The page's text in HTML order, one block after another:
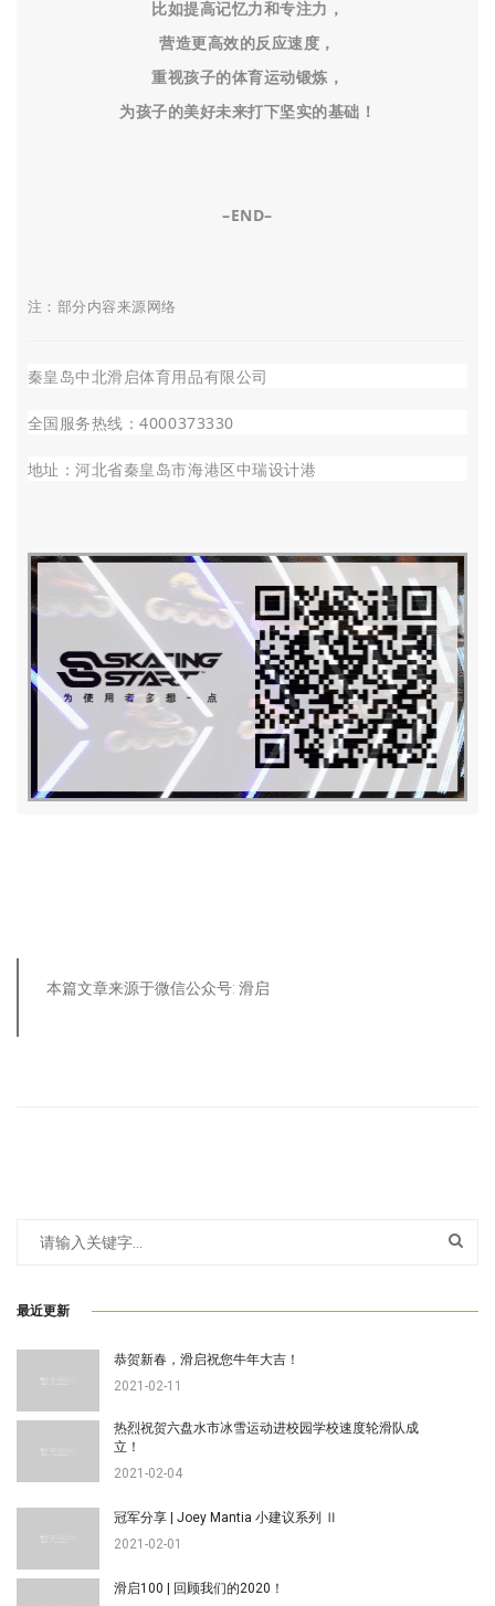
比如提高记忆力和专注力，
营造更高效的反应速度，
重视孩子的体育运动锻炼，
为孩子的美好未来打下坚实的基础！
–END–
注：部分内容来源网络
秦皇岛中北滑启体育用品有限公司
全国服务热线：4000373330
地址：河北省秦皇岛市海港区中瑞设计港
本篇文章来源于微信公众号: 滑启
最近更新
恭贺新春，滑启祝您牛年大吉！
2021-02-11
热烈祝贺六盘水市冰雪运动进校园学校速度轮滑队成
立！
2021-02-04
冠军分享 | Joey Mantia 小建议系列 Ⅱ
2021-02-01
滑启100 | 回顾我们的2020！